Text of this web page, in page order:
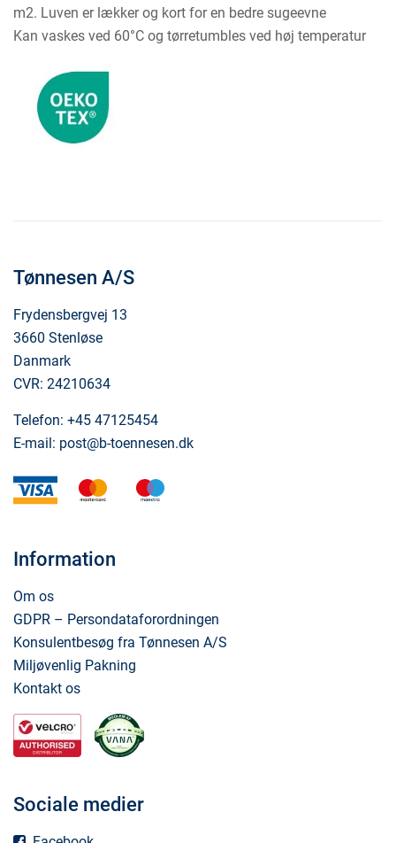
m2. Luven er lækker og kort for en bedre sugeevne
Kan vaskes ved 60°C og tørretumbles ved høj temperatur
Tønnesen A/S
Frydensbergvej 13
3660 Stenløse
Danmark
CVR: 24210634
Telefon: +45 47125454
E-mail: post@b-toennesen.dk
visa mastercard
Information
Om os
GDPR – Persondataforordningen
Konsulentbesøg fra Tønnesen A/S
Miljøvenlig Pakning
Kontakt os
Sociale medier